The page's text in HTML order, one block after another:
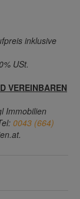
inklusive
USt.
VEREINBAREN
Immobilien
0043 (664)